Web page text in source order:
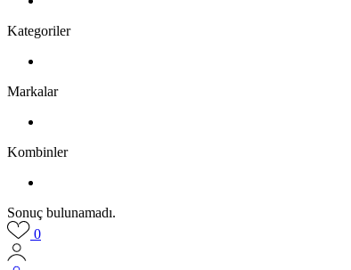
Kategoriler
Markalar
Kombinler
Sonuç bulunamadı.
0